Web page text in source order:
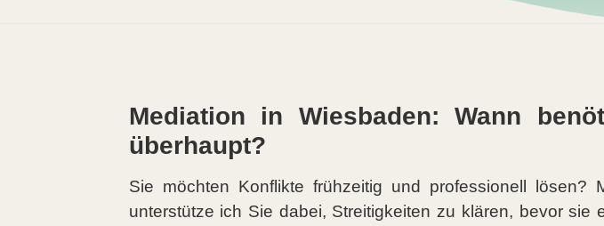
Mediation in Wiesbaden: Wann
überhaupt?
Sie möchten Konflikte frühzeitig und professionell lösen?
unterstütze ich Sie dabei, Streitigkeiten zu klären, bevor